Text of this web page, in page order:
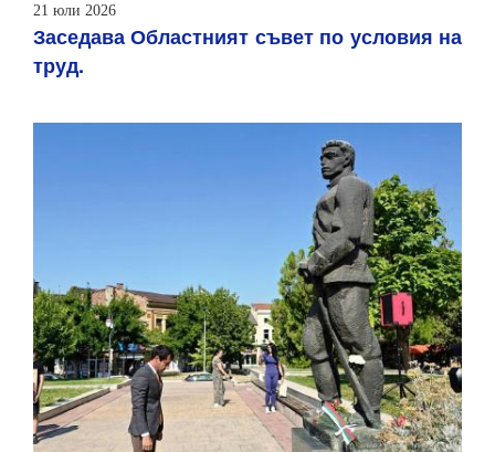
21 юли 2026
Заседава Областният съвет по условия на
труд.